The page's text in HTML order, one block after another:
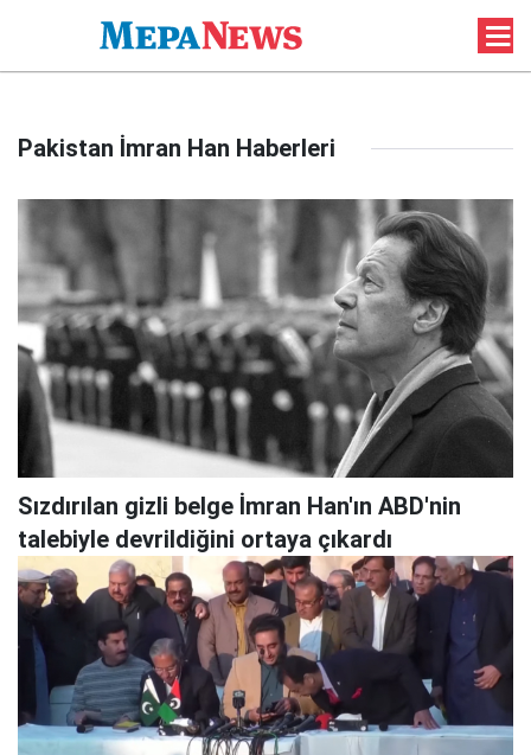
Pakistan İmran Han Haberleri
Sızdırılan gizli belge İmran Han'ın ABD'nin
talebiyle devrildiğini ortaya çıkardı